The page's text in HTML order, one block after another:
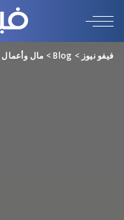
فيفو نيوز >
Blog
> مال وأعمال